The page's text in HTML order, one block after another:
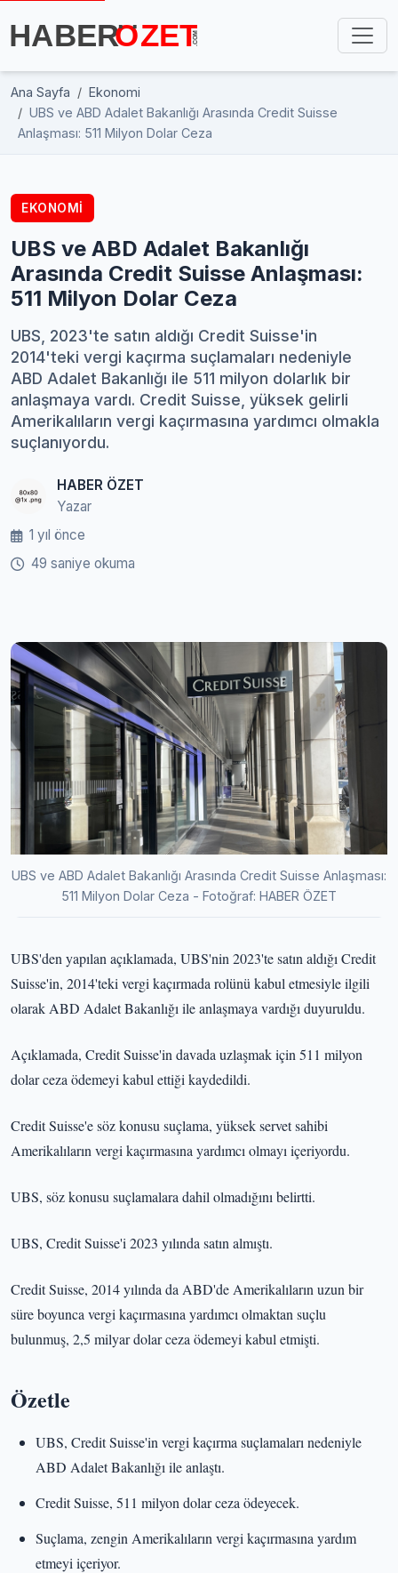
Ana Sayfa
Ekonomi
UBS ve ABD Adalet Bakanlığı Arasında Credit Suisse
Anlaşması: 511 Milyon Dolar Ceza
EKONOMI
UBS ve ABD Adalet Bakanlığı
Arasında Credit Suisse Anlaşması:
511 Milyon Dolar Ceza
UBS, 2023'te satın aldığı Credit Suisse'in
2014'teki vergi kaçırma suçlamaları nedeniyle
ABD Adalet Bakanlığı ile 511 milyon dolarlık bir
anlaşmaya vardı. Credit Suisse, yüksek gelirli
Amerikalıların vergi kaçırmasına yardımcı olmakla
suçlanıyordu.
HABER ÖZET
Yazar
1 yıl önce
49 saniye okuma
UBS ve ABD Adalet Bakanlığı Arasında Credit Suisse Anlaşması:
511 Milyon Dolar Ceza - Fotoğraf: HABER ÖZET
UBS'den yapılan açıklamada, UBS'nin 2023'te satın aldığı Credit
Suisse'in, 2014'teki vergi kaçırmada rolünü kabul etmesiyle ilgili
olarak ABD Adalet Bakanlığı ile anlaşmaya vardığı duyuruldu.
Açıklamada, Credit Suisse'in davada uzlaşmak için 511 milyon
dolar ceza ödemeyi kabul ettiği kaydedildi.
Credit Suisse'e söz konusu suçlama, yüksek servet sahibi
Amerikalıların vergi kaçırmasına yardımcı olmayı içeriyordu.
UBS, söz konusu suçlamalara dahil olmadığını belirtti.
UBS, Credit Suisse'i 2023 yılında satın almıştı.
Credit Suisse, 2014 yılında da ABD'de Amerikalıların uzun bir
süre boyunca vergi kaçırmasına yardımcı olmaktan suçlu
bulunmuş, 2,5 milyar dolar ceza ödemeyi kabul etmişti.
Özetle
UBS, Credit Suisse'in vergi kaçırma suçlamaları nedeniyle
ABD Adalet Bakanlığı ile anlaştı.
Credit Suisse, 511 milyon dolar ceza ödeyecek.
Suçlama, zengin Amerikalıların vergi kaçırmasına yardım
etmeyi içeriyor.